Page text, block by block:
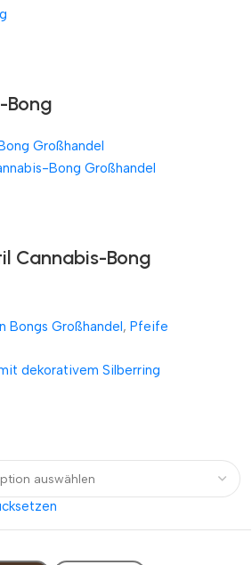
Bong
Großhandel
Cannabis-Bong
Bongs Großhandel, Pfeife